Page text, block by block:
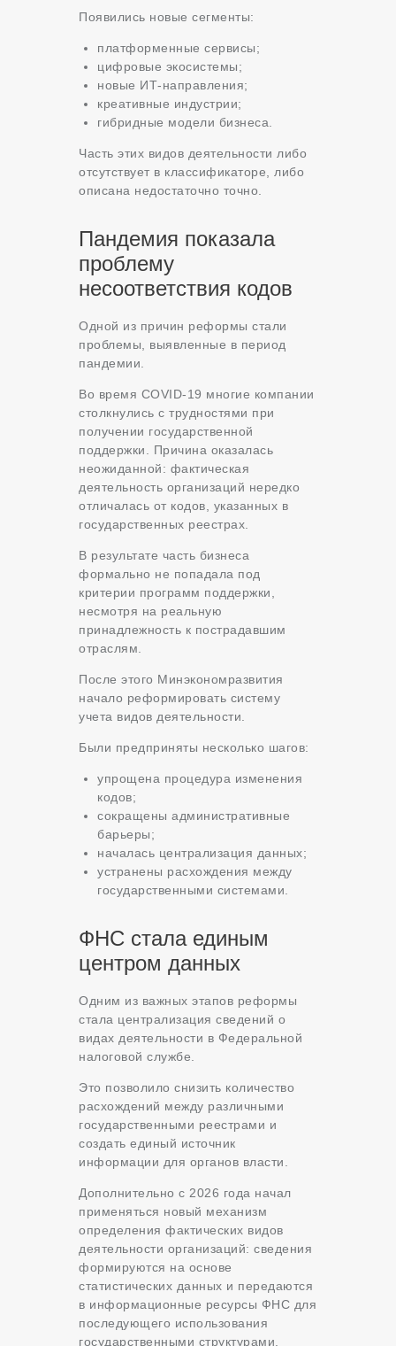
Появились новые сегменты:
платформенные сервисы;
цифровые экосистемы;
новые ИТ-направления;
креативные индустрии;
гибридные модели бизнеса.
Часть этих видов деятельности либо
отсутствует в классификаторе, либо
описана недостаточно точно.
Пандемия показала
проблему
несоответствия кодов
Одной из причин реформы стали
проблемы, выявленные в период
пандемии.
Во время COVID-19 многие компании
столкнулись с трудностями при
получении государственной
поддержки. Причина оказалась
неожиданной: фактическая
деятельность организаций нередко
отличалась от кодов, указанных в
государственных реестрах.
В результате часть бизнеса
формально не попадала под
критерии программ поддержки,
несмотря на реальную
принадлежность к пострадавшим
отраслям.
После этого Минэкономразвития
начало реформировать систему
учета видов деятельности.
Были предприняты несколько шагов:
упрощена процедура изменения
кодов;
сокращены административные
барьеры;
началась централизация данных;
устранены расхождения между
государственными системами.
ФНС стала единым
центром данных
Одним из важных этапов реформы
стала централизация сведений о
видах деятельности в Федеральной
налоговой службе.
Это позволило снизить количество
расхождений между различными
государственными реестрами и
создать единый источник
информации для органов власти.
Дополнительно с 2026 года начал
применяться новый механизм
определения фактических видов
деятельности организаций: сведения
формируются на основе
статистических данных и передаются
в информационные ресурсы ФНС для
последующего использования
государственными структурами.